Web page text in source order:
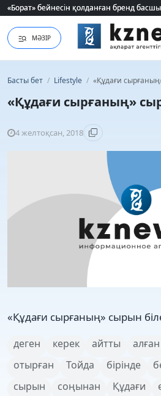
«Борат» бейнесін қолданған бренд
«Борат» бейнесін қолданған бренд
МӘЗІР
Басты бет / Lifestyle / «Құдағи
«Құдағи сырғаның»
4 желтоқсан, 2018
«Құдағи сырғаның» сырын
деген керек айтты алған
отырған
Тойда бірінде
сырын
соңынан Құдағи